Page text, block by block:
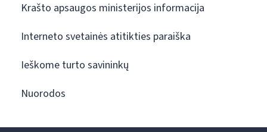
Krašto apsaugos ministerijos informacija
Interneto svetainės atitikties paraiška
Ieškome turto savininkų
Nuorodos